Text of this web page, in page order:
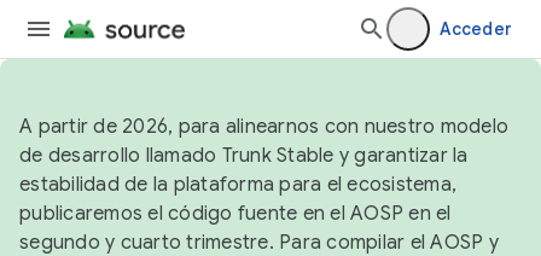
Acceder
A partir de 2026, para alinearnos con nuestro modelo
de desarrollo llamado Trunk Stable y garantizar la
estabilidad de la plataforma para el ecosistema,
publicaremos el código fuente en el AOSP en el
segundo y cuarto trimestre. Para compilar el AOSP y